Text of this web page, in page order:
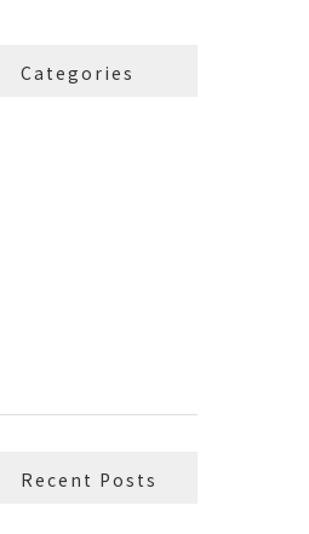
Categories
Recent Posts